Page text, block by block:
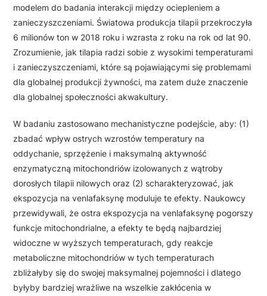
modelem do badania interakcji między ociepleniem a
zanieczyszczeniami. Światowa produkcja tilapii przekroczyła
6 milionów ton w 2018 roku i wzrasta z roku na rok od lat 90.
Zrozumienie, jak tilapia radzi sobie z wysokimi temperaturami
i zanieczyszczeniami, które są pojawiającymi się problemami
dla globalnej produkcji żywności, ma zatem duże znaczenie
dla globalnej społeczności akwakultury.
W badaniu zastosowano mechanistyczne podejście, aby: (1)
zbadać wpływ ostrych wzrostów temperatury na
oddychanie, sprzężenie i maksymalną aktywność
enzymatyczną mitochondriów izolowanych z wątroby
dorosłych tilapii nilowych oraz (2) scharakteryzować, jak
ekspozycja na venlafaksynę moduluje te efekty. Naukowcy
przewidywali, że ostra ekspozycja na venlafaksynę pogorszy
funkcje mitochondrialne, a efekty te będą najbardziej
widoczne w wyższych temperaturach, gdy reakcje
metaboliczne mitochondriów w tych temperaturach
zbliżałyby się do swojej maksymalnej pojemności i dlatego
byłyby bardziej wrażliwe na wszelkie zakłócenia w